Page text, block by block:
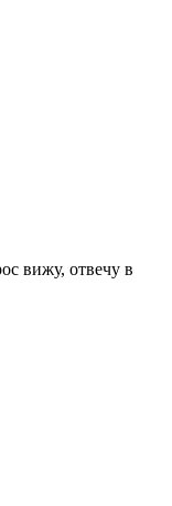
вижу, отвечу в